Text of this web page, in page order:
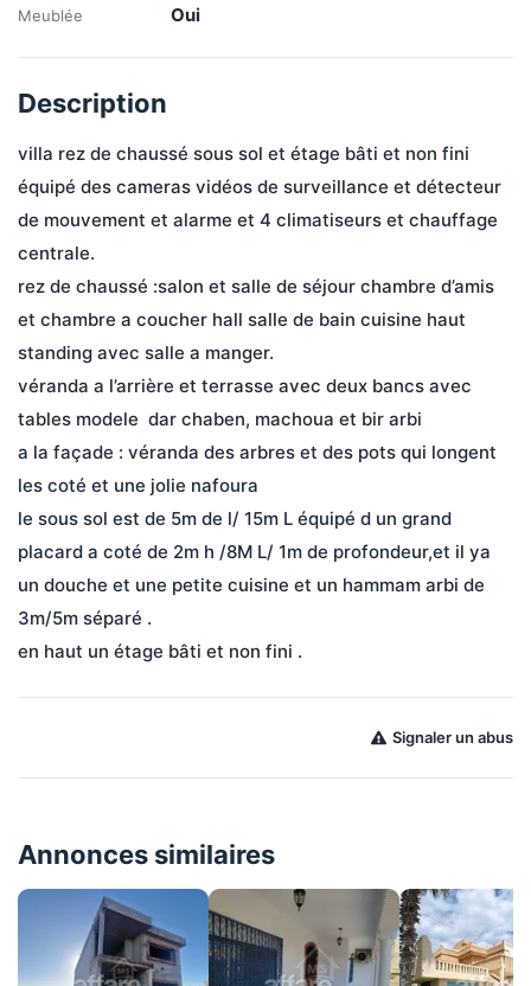
Meublée Oui
Description
villa rez de chaussé sous sol et étage bâti et non fini
équipé des cameras vidéos de surveillance et détecteur
de mouvement et alarme et 4 climatiseurs et chauffage
centrale.
rez de chaussé :salon et salle de séjour chambre d’amis
et chambre a coucher hall salle de bain cuisine haut
standing avec salle a manger.
véranda a l’arrière et terrasse avec deux bancs avec
tables modele  dar chaben, machoua et bir arbi
a la façade : véranda des arbres et des pots qui longent
les coté et une jolie nafoura
le sous sol est de 5m de l/ 15m L équipé d un grand
placard a coté de 2m h /8M L/ 1m de profondeur,et il ya
un douche et une petite cuisine et un hammam arbi de
3m/5m séparé .
en haut un étage bâti et non fini .
Signaler un abus
Annonces similaires